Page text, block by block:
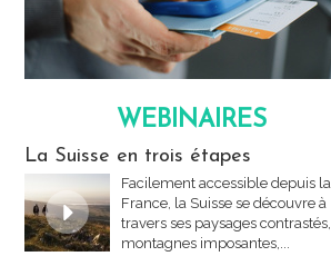
WEBINAIRES
La Suisse en trois étapes
Facilement accessible depuis la
France, la Suisse se découvre à
travers ses paysages contrastés,
montagnes imposantes,...